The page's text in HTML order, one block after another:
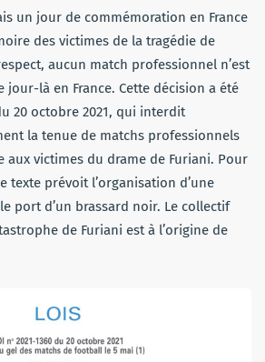
un jour de commémoration en France
des victimes de la tragédie de
aucun match professionnel n’est
jour-là en France. Cette décision a été
20 octobre 2021, qui interdit
la tenue de matchs professionnels
aux victimes du drame de Furiani. Pour
texte prévoit l’organisation d’une
port d’un brassard noir. Le collectif
de Furiani est à l’origine de